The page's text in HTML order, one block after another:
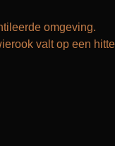
omgeving.
valt op een